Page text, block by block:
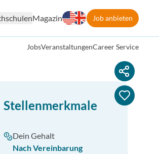
Magazin Job anbieten
JobsVeranstaltungenCareer Service
Stellenmerkmale
Dein Gehalt
Nach Vereinbarung